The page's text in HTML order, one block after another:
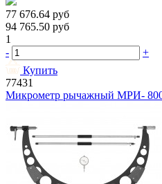
77 676.64 руб
94 765.50 руб
1
-
+
Купить
77431
Микрометр рычажный МРИ-